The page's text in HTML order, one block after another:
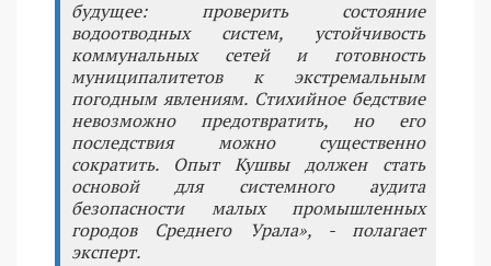
будущее: проверить состояние
водоотводных систем, устойчивость
коммунальных сетей и готовность
муниципалитетов к экстремальным
погодным явлениям. Стихийное бедствие
невозможно предотвратить, но его
последствия можно существенно
сократить. Опыт Кушвы должен стать
основой для системного аудита
безопасности малых промышленных
городов Среднего Урала», - полагает
эксперт.